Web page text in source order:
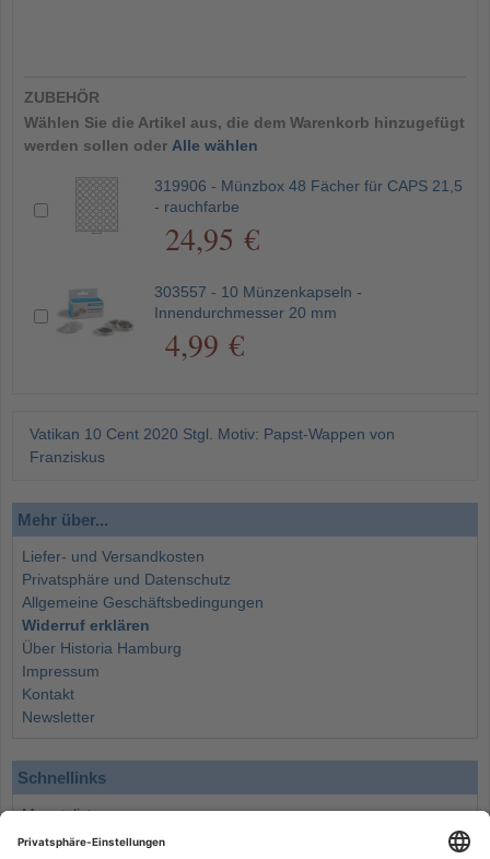
ZUBEHÖR
Wählen Sie die Artikel aus, die dem Warenkorb hinzugefügt
werden sollen oder Alle wählen
319906 - Münzbox 48 Fächer für CAPS 21,5
- rauchfarbe
24,95 €
303557 - 10 Münzenkapseln -
Innendurchmesser 20 mm
4,99 €
Vatikan 10 Cent 2020 Stgl. Motiv: Papst-Wappen von
Franziskus
Mehr über...
Liefer- und Versandkosten
Privatsphäre und Datenschutz
Allgemeine Geschäftsbedingungen
Widerruf erklären
Über Historia Hamburg
Impressum
Kontakt
Newsletter
Schnellinks
Monatsliste
Angebote